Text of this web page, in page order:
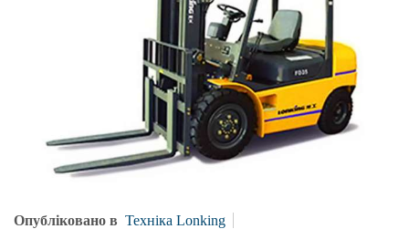
Опубліковано в Техніка Lonking